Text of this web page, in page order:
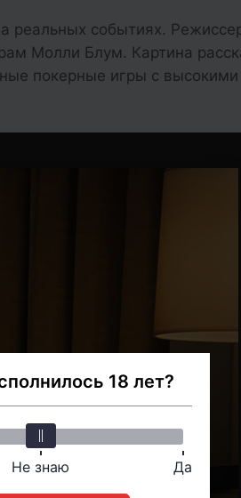
реальных событиях.
Молли Блум. Картина
покерные игры с высокими
18 лет?
Не знаю Да